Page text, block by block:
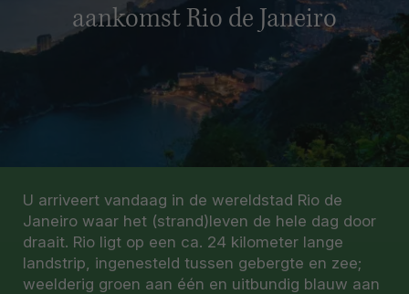
aankomst Rio de Janeiro
U arriveert vandaag in de wereldstad Rio de
Janeiro waar het (strand)leven de hele dag door
draait. Rio ligt op een ca. 24 kilometer lange
landstrip, ingenesteld tussen gebergte en zee;
weelderig groen aan één en uitbundig blauw aan